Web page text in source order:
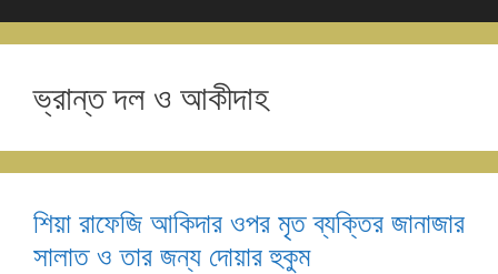
ভ্রান্ত দল ও আকীদাহ
শিয়া রাফেজি আকিদার ওপর মৃত ব্যক্তির জানাজার
সালাত ও তার জন্য দোয়ার হুকুম